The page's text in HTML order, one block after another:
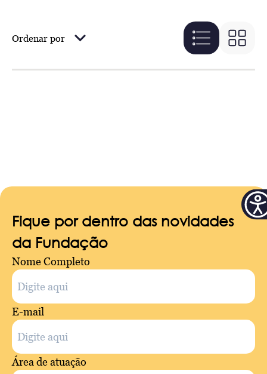
Ordenar por
Fique por dentro das novidades
da Fundação
Nome Completo
E-mail
Área de atuação